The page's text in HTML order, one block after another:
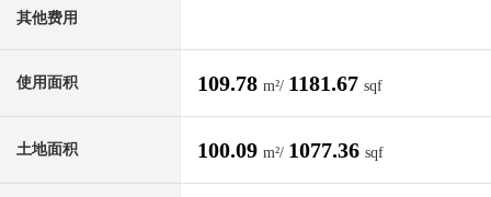
其他费用
使用面积 109.78 m²/ 1181.67 sqf
土地面积 100.09 m²/ 1077.36 sqf